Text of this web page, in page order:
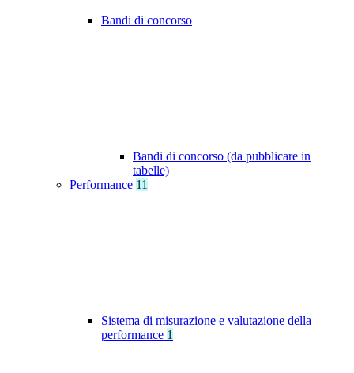
Bandi di concorso
Bandi di concorso (da pubblicare in
tabelle)
Performance 11
Sistema di misurazione e valutazione della
performance 1